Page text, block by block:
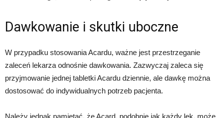
Dawkowanie i skutki uboczne
W przypadku stosowania Acardu, ważne jest przestrzeganie
zaleceń lekarza odnośnie dawkowania. Zazwyczaj zaleca się
przyjmowanie jednej tabletki Acardu dziennie, ale dawkę można
dostosować do indywidualnych potrzeb pacjenta.
Należy jednak pamiętać, że Acard, podobnie jak każdy lek, może